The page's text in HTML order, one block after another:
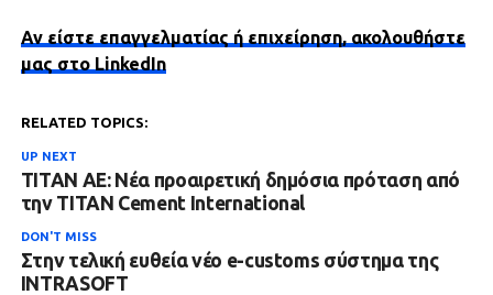
Αν είστε επαγγελματίας ή επιχείρηση, ακολουθήστε
μας στο LinkedIn
RELATED TOPICS:
UP NEXT
ΤΙΤΑΝ ΑΕ: Νέα προαιρετική δημόσια πρόταση από
την TITAN Cement International
DON'T MISS
Στην τελική ευθεία νέο e-customs σύστημα της
INTRASOFT